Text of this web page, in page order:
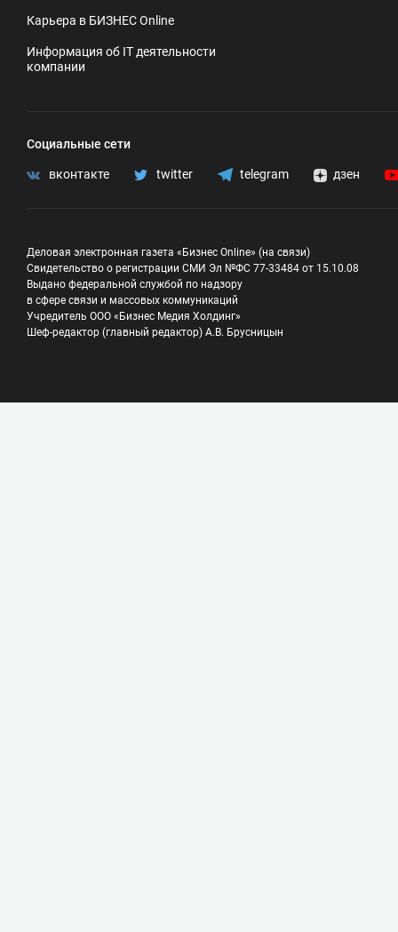
Карьера в БИЗНЕС Online
Информация об IT деятельности
компании
Социальные сети
вконтакте twitter telegram дзен
Деловая электронная газета «Бизнес Online» (на связи)
Свидетельство о регистрации СМИ Эл №ФС 77-33484 от 15.10.08
Выдано федеральной службой по надзору
в сфере связи и массовых коммуникаций
Учредитель ООО «Бизнес Медия Холдинг»
Шеф-редактор (главный редактор) А.В. Брусницын